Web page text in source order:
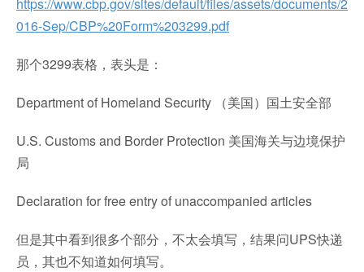
016-Sep/CBP%20Form%203299.pdf
那个3299表格，表头是：
Department of Homeland Security （美国）国土安全部
U.S. Customs and Border Protection 美国海关与边境保护
局
Declaration for free entry of unaccompanied articles
但是其中看到很多个部分，不太会填写，结果问UPS快递
员，其也不知道如何填写。